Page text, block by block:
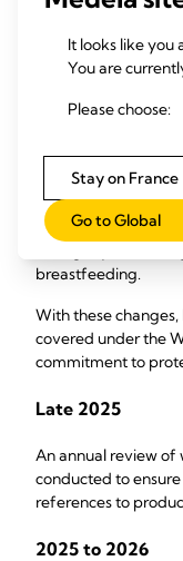
July 1, 2025
A global stop‑sale
legacy stock.
Pacifiers were also
within the scope of
breastfeeding.
With these
covered under the
commitment to
Late 2025
An annual review of
conducted to
references to
2025 to 2026
It looks like you
You are
Please choose:
Stay on France
Go to Global